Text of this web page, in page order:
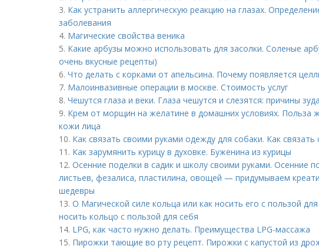
3. Как устранить аллергическую реакцию на глазах.
заболевания
4. Магические свойства веника
5. Какие арбузы можно использовать для засолки. Соленые
очень вкусные рецепты)
6. Что делать с корками от апельсина. Почему появляется
7. Малоинвазивные операции в москве. Стоимость услуг
8. Чешутся глаза и веки. Глаза чешутся и слезятся: причины зуда
9. Крем от морщин на желатине в домашних условиях. Польза
кожи лица
10. Как связать своими руками одежду для собаки. Как
11. Как зарумянить курицу в духовке. Буженина из курицы
12. Осенние поделки в садик и школу своими руками. Осенние
листьев, фезалиса, пластилина, овощей — придумываем
шедевры
13. О Магической силе кольца или как носить его с пользой
носить кольцо с пользой для себя
14. LPG, как часто нужно делать. Преимущества LPG-массажа
15. Пирожки тающие во рту рецепт. Пирожки с капустой из